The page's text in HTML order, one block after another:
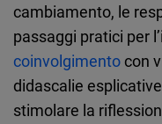
cambiamento, le
passaggi pratici per
coinvolgimento con
didascalie
stimolare la